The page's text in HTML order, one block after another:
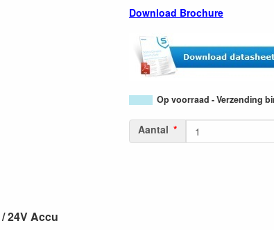
Download Brochure
Op voorraad - Verzending
Aantal
24V Accu